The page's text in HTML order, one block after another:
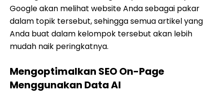
Google akan melihat website Anda sebagai pakar
dalam topik tersebut, sehingga semua artikel yang
Anda buat dalam kelompok tersebut akan lebih
mudah naik peringkatnya.
Mengoptimalkan SEO On-Page
Menggunakan Data AI